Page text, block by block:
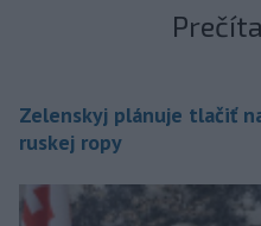
Zelenskyj plánuje tlačiť
ruskej ropy